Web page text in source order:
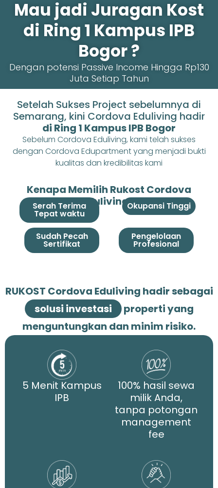
Mau jadi Juragan Kost
di Ring 1 Kampus IPB
Bogor ?
Dengan potensi Passive Income Hingga Rp130
Juta Setiap Tahun
Setelah Sukses Project sebelumnya di
Semarang, kini Cordova Eduliving hadir
di Ring 1 Kampus IPB Bogor
Sebelum Cordova Eduliving, kami telah sukses
dengan Cordova Edupartment yang menjadi bukti
kualitas dan kredibilitas kami
Kenapa Memilih Rukost Cordova
Eduliving ?
Serah Terima
Tepat waktu
Okupansi Tinggi
Sudah Pecah
Sertifikat
Pengelolaan
Profesional
RUKOST Cordova Eduliving hadir sebagai
solusi investasi
properti yang
menguntungkan dan minim risiko.
5 Menit Kampus
IPB
100% hasil sewa
milik Anda,
tanpa potongan
management
fee